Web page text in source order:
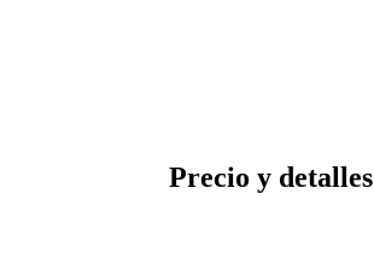
Precio y detalles